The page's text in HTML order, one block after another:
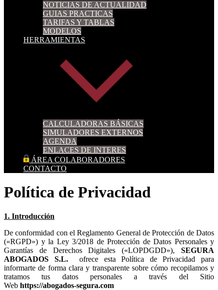
NOTICIAS DE ACTUALIDAD
GUIAS PRACTICAS
TARIFAS Y TABLAS
MODELOS
HERRAMIENTAS
CALCULADORAS BÁSICAS
SIMULADORES EXTERNOS
AGENDA
ENLACES DE INTERES
ÁREA COLABORADORES
CONTACTO
Política de Privacidad
1. Introducción
De conformidad con el Reglamento General de Protección de Datos
(«RGPD») y la Ley 3/2018 de Protección de Datos Personales y
Garantías de Derechos Digitales («LOPDGDD»),
ofrece esta Política de Privacidad para
informarte de forma clara y transparente sobre cómo recopilamos y
tratamos tus datos personales a través del Sitio
Web